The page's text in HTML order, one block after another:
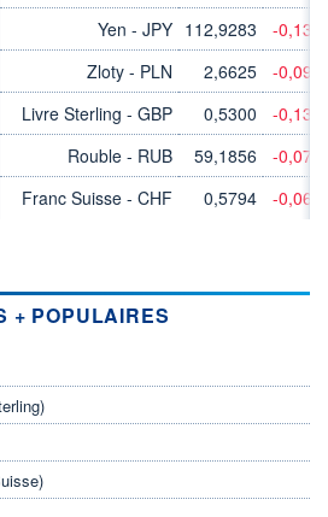
Yen - JPY 112,9283 -0,13%
Zloty - PLN 2,6625 -0,09%
Livre Sterling - GBP 0,5300 -0,13%
Rouble - RUB 59,1856 -0,07%
Franc Suisse - CHF 0,5794 -0,06%
+ POPULAIRES